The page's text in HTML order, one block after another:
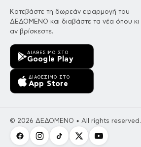
Κατεβάστε τη δωρεάν εφαρμογή του
ΔΕΔΟΜΕΝΟ και διαβάστε τα νέα όπου κι
αν βρίσκεστε.
ΔΙΑΘΈΣΙΜΟ ΣΤΟ
Google Play
ΔΙΑΘΈΣΙΜΟ ΣΤΟ
App Store
© 2026 ΔΕΔΟΜΕΝΟ • All rights reserved.